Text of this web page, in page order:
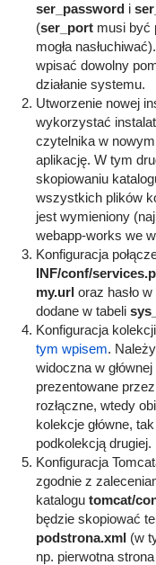
ser_passwordi
(ser_portmusi być
mogła
wpisać dowolny
działanie systemu.
Utworzenie nowej
wykorzystać
czytelnika w
aplikację. W tym
skopiowaniu
wszystkich plików
jest wymieniony
webapp-works we
Konfiguracja
INF/conf/
my.urloraz hasło w
dodane w tabeli
Konfiguracja
tym wpisem.
widoczna w
prezentowane
rozłączne, wtedy
kolekcje główne,
podkolekcją drugiej.
Konfiguracja
zgodnie z
katalogu tomcat/
będzie skopiować
podstrona.xml(w
np. pierwotna